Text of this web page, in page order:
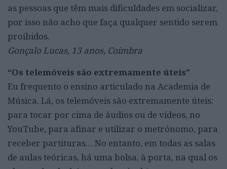
as pessoas que têm mais dificuldades em socializar,
por isso não acho que faça qualquer sentido serem
proibidos.
Gonçalo Lucas, 13 anos, Coimbra
“Os telemóveis são extremamente úteis”
Eu frequento o ensino articulado na Academia de
Música. Lá, os telemóveis são extremamente úteis:
para tocar por cima de áudios ou de vídeos, no
YouTube, para afinar e utilizar o metrónomo, para
receber partituras… No entanto, em todas as salas
de aulas teóricas, há uma bolsa, à porta, na qual os